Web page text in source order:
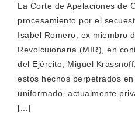
La Corte de Apelaciones de
procesamiento por el
Isabel Romero, ex miembro
Revolcuionaria (MIR), en
del Ejército, Miguel
estos hechos perpetrados
uniformado, actualmente
[...]